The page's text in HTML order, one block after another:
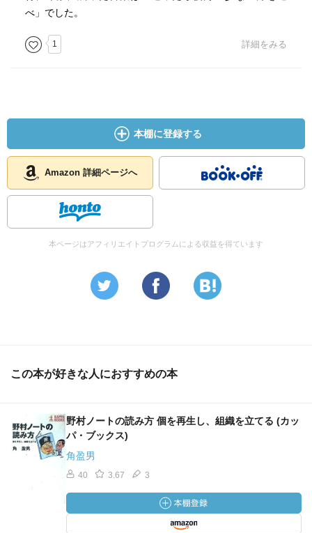
べ」でした。
1 詳細をみる
本棚に登録する
Amazon 詳細ページへ
本ページはアフィリエイトプログラムによる収益を得ています
この本が好きな人におすすめの本
野村ノートの読み方 個を再生し、組織を立てる (カッ
パ・ブックス)
角盈男
40 3.67 3